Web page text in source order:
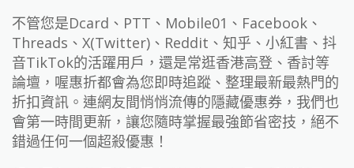
不管您是Dcard、PTT、Mobile01、Facebook、
Threads、X(Twitter)、Reddit、知乎、小紅書、抖
音TikTok的活躍用戶，還是常逛香港高登、香討等
論壇，喔惠折都會為您即時追蹤、整理最新最熱門的
折扣資訊。連網友間悄悄流傳的隱藏優惠券，我們也
會第一時間更新，讓您隨時掌握最強節省密技，絕不
錯過任何一個超殺優惠！